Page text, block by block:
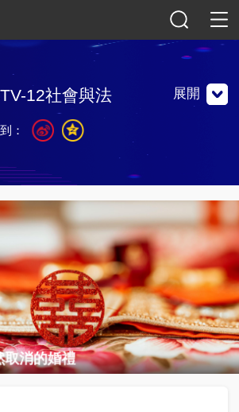
12社會與法
目的專業頻道。
市朝陽區光華路甲一號院社會與法頻道
微信公眾號 央視影音
展開
：
3/3